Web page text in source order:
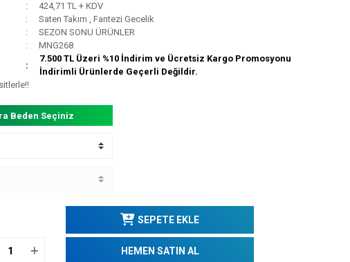
424,71 TL + KDV
Saten Takım ,Fantezi Gecelik
SEZON SONU ÜRÜNLER
MNG268
7.500 TL Üzeri %10 İndirim ve Ücretsiz Kargo Promosyonu
İndirimli Ürünlerde Geçerli Değildir.
Beden Seçiniz
SEPETE EKLE
HEMEN SATIN AL